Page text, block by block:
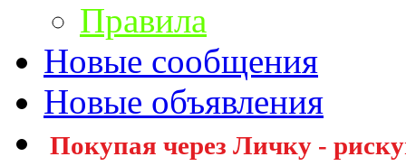
Правила
Новые сообщения
Новые объявления
Покупая через Личку -